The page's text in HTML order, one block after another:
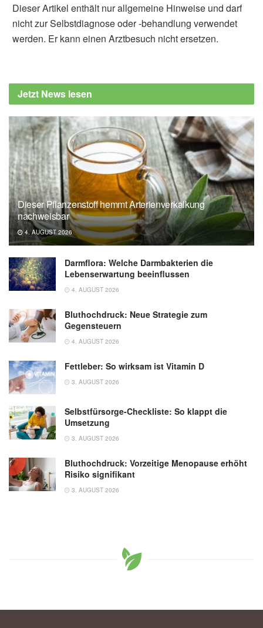
Lebensmittelsicherheit (BVL): Richtiger
Zeckenschutz: Bundesamt warnt angesichts
Fehlanwendung von Zeckenschutzmitteln,
(Abruf: 14.04.2021),Bundesamt für
Verbraucherschutz und
Lebensmittelsicherheit (BVL)
Bundesamt für Verbraucherschutz und
Lebensmittelsicherheit (BVL): Zecken, Flöhe,
Läuse und Co. – Wie schütze ich mein Tier
vor Ektoparasiten?, (Abruf: 14.04.2021)
Dieser Artikel enthält nur allgemeine Hinweise und darf
nicht zur Selbstdiagnose oder -behandlung verwendet
werden. Er kann einen Arztbesuch nicht ersetzen.
Jetzt News lesen
Dieser Pflanzenstoff hemmt Arterienverkalkung
nachweisbar
4. AUGUST 2026
Darmflora: Welche Darmbakterien die
Lebenserwartung beeinflussen
4. AUGUST 2026
Bluthochdruck: Neue Strategie zum
Gegensteuern
4. AUGUST 2026
Fettleber: So wirksam ist Vitamin D
3. AUGUST 2026
Selbstfürsorge-Checkliste: So klappt die
Umsetzung
3. AUGUST 2026
Bluthochdruck: Vorzeitige Menopause erhöht
Risiko signifikant
3. AUGUST 2026